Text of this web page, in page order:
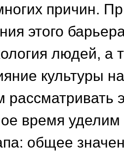
причин.
этого
людей, а
культуры
время
общее